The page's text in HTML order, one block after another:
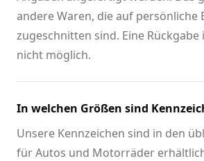
andere Waren, die auf persönliche
zugeschnitten sind. Eine
nicht möglich.
In welchen Größen sind
Unsere Kennzeichen sind in den
für Autos und Motorräder